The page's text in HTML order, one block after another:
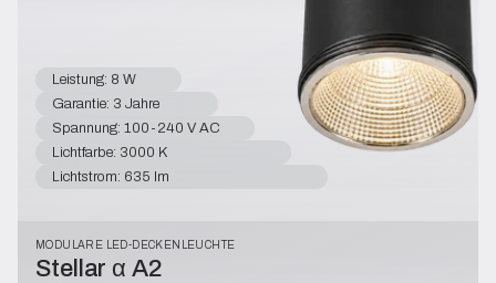
Leistung: 8 W
Garantie: 3 Jahre
Spannung: 100-240 V AC
Lichtfarbe: 3000 K
Lichtstrom: 635 lm
MODULARE LED-DECKENLEUCHTE
Stellar α A2